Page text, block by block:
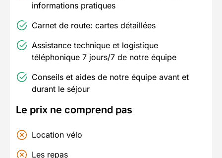
informations pratiques
Carnet de route: cartes détaillées
Assistance technique et logistique
téléphonique 7 jours/7 de notre équipe
Conseils et aides de notre équipe avant et
durant le séjour
Le prix ne comprend pas
Location vélo
Les repas